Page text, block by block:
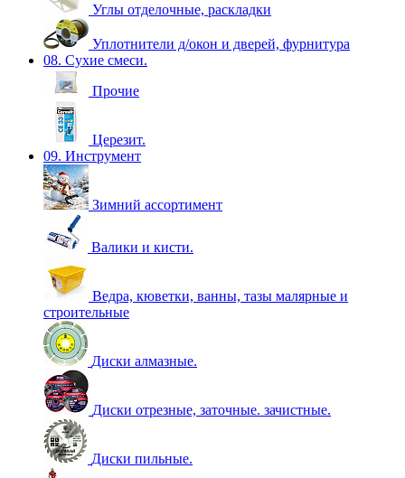
Углы отделочные, раскладки
Уплотнители д/окон и дверей, фурнитура
08. Сухие смеси.
Прочие
Церезит.
09. Инструмент
Зимний ассортимент
Валики и кисти.
Ведра, кюветки, ванны, тазы малярные и
строительные
Диски алмазные.
Диски отрезные, заточные. зачистные.
Диски пильные.